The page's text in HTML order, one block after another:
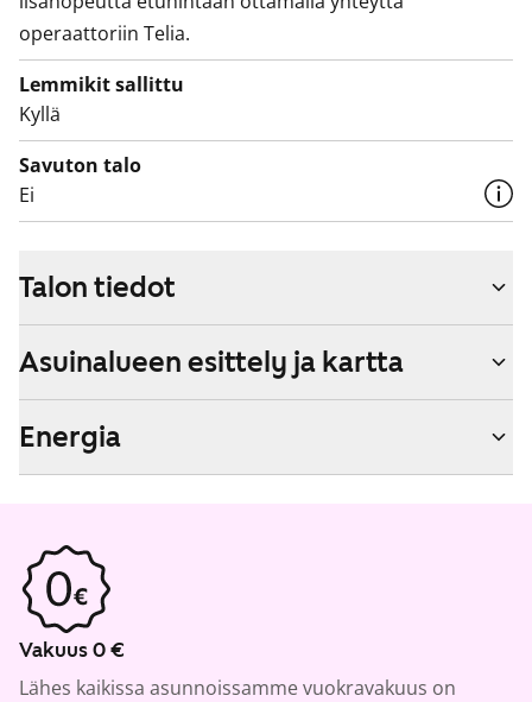
operaattoriin Telia.
Lemmikit sallittu
Kyllä
Savuton talo
Ei
Talon tiedot
Asuinalueen esittely ja kartta
Energia
Vakuus 0 €
Lähes kaikissa asunnoissamme vuokravakuus on